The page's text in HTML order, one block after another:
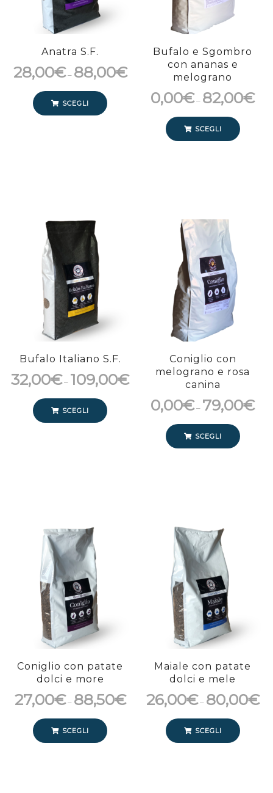
Anatra S.F.
28,00€– 88,00€
SCEGLI
Bufalo e Sgombro
con ananas e
melograno
0,00€– 82,00€
SCEGLI
Bufalo Italiano S.F.
32,00€– 109,00€
SCEGLI
Coniglio con
melograno e rosa
canina
0,00€– 79,00€
SCEGLI
Coniglio con patate
dolci e more
27,00€– 88,50€
SCEGLI
Maiale con patate
dolci e mele
26,00€– 80,00€
SCEGLI